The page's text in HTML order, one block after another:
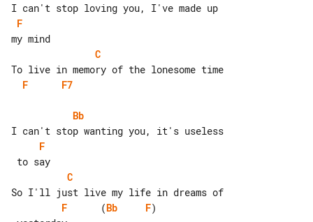
F
C
F
F7
Bb
F
C
F
      (
Bb F)